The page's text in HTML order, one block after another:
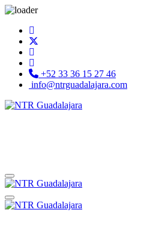
+52 33 36 15 27 46
info@ntrguadalajara.com